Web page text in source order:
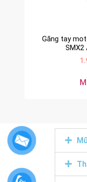
Găng tay
SMX2